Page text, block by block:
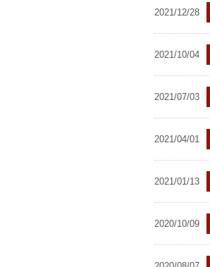
2021/12/28
2021/10/04
2021/07/03
2021/04/01
2021/01/13
2020/10/09